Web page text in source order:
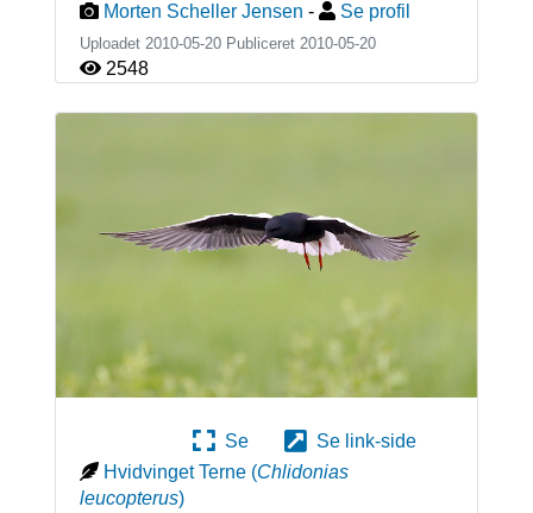
Morten Scheller Jensen - Se profil
Uploadet 2010-05-20 Publiceret 2010-05-20
2548
Se
Se link-side
Hvidvinget Terne (Chlidonias
leucopterus)